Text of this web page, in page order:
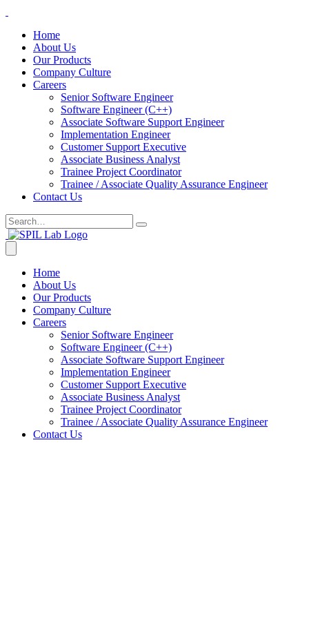
Home
About Us
Our Products
Company Culture
Careers
Senior Software Engineer
Software Engineer (C++)
Associate Software Support Engineer
Implementation Engineer
Customer Support Executive
Associate Business Analyst
Trainee Project Coordinator
Trainee / Associate Quality Assurance Engineer
Contact Us
Home
About Us
Our Products
Company Culture
Careers
Senior Software Engineer
Software Engineer (C++)
Associate Software Support Engineer
Implementation Engineer
Customer Support Executive
Associate Business Analyst
Trainee Project Coordinator
Trainee / Associate Quality Assurance Engineer
Contact Us